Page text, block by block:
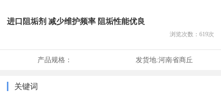
进口阻垢剂 减少维护频率 阻垢性能优良
浏览次数： 619次
产品规格： 发货地:河南省商丘
关键词